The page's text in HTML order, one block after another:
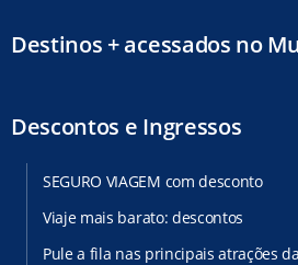
Destinos + acessados no
Descontos e Ingressos
SEGURO VIAGEM com desconto
Viaje mais barato: descontos
Pule a fila nas principais atrações